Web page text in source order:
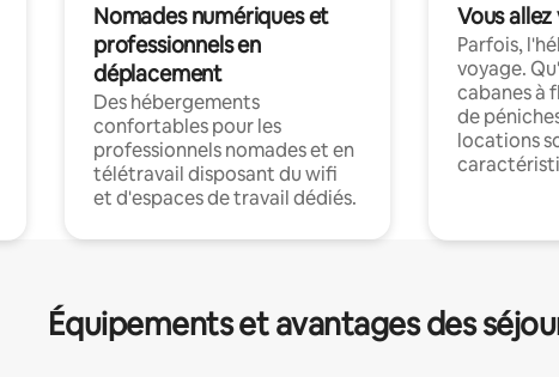
Nomades numériques et
professionnels en
déplacement
Des hébergements
confortables pour les
professionnels nomades et en
télétravail disposant du wifi
et d'espaces de travail dédiés.
Vous
Parfois,
voyage.
cabanes à
de
locations
Équipements et avantages des